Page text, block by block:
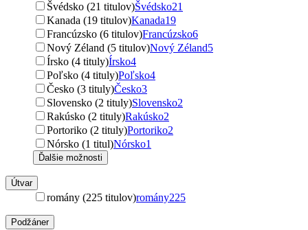
Švédsko (21 titulov)Švédsko21
Kanada (19 titulov)Kanada19
Francúzsko (6 titulov)Francúzsko6
Nový Zéland (5 titulov)Nový Zéland5
Írsko (4 tituly)Írsko4
Poľsko (4 tituly)Poľsko4
Česko (3 tituly)Česko3
Slovensko (2 tituly)Slovensko2
Rakúsko (2 tituly)Rakúsko2
Portoriko (2 tituly)Portoriko2
Nórsko (1 titul)Nórsko1
Ďalšie možnosti
Útvar
romány (225 titulov)romány225
Podžáner